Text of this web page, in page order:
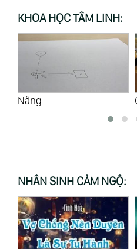
KHOA HỌC TÂM LINH:
Chúng
NHÂN SINH CẢM NGỘ: